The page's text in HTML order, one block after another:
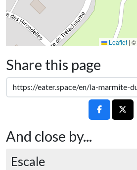
Leaflet | ©
Share this page
And close by...
Escale